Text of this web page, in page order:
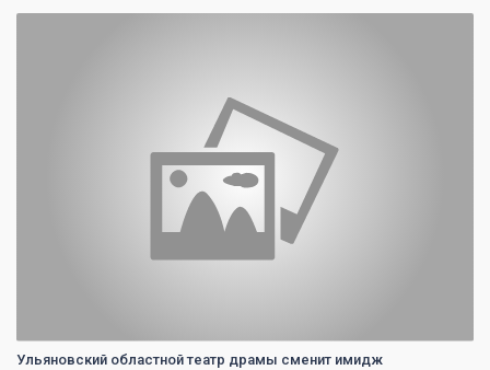
Ульяновский областной театр драмы сменит имидж